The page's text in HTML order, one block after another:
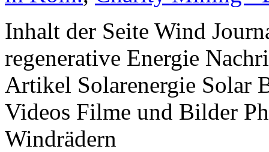
Inhalt der Seite Wind
regenerative Energie
Artikel Solarenergie Solar
Videos Filme und Bilder
Windrädern